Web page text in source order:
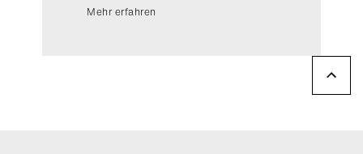
Mehr erfahren